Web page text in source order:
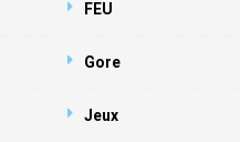
FEU
Gore
Jeux